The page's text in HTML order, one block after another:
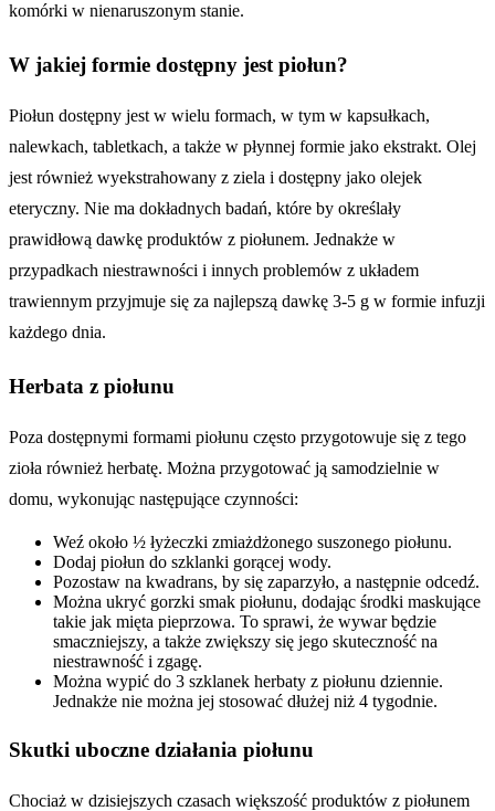
komórki w nienaruszonym stanie.
W jakiej formie dostępny jest piołun?
Piołun dostępny jest w wielu formach, w tym w kapsułkach,
nalewkach, tabletkach, a także w płynnej formie jako ekstrakt. Olej
jest również wyekstrahowany z ziela i dostępny jako olejek
eteryczny. Nie ma dokładnych badań, które by określały
prawidłową dawkę produktów z piołunem. Jednakże w
przypadkach niestrawności i innych problemów z układem
trawiennym przyjmuje się za najlepszą dawkę 3-5 g w formie infuzji
każdego dnia.
Herbata z piołunu
Poza dostępnymi formami piołunu często przygotowuje się z tego
zioła również herbatę. Można przygotować ją samodzielnie w
domu, wykonując następujące czynności:
Weź około ½ łyżeczki zmiażdżonego suszonego piołunu.
Dodaj piołun do szklanki gorącej wody.
Pozostaw na kwadrans, by się zaparzyło, a następnie odcedź.
Można ukryć gorzki smak piołunu, dodając środki maskujące
takie jak mięta pieprzowa. To sprawi, że wywar będzie
smaczniejszy, a także zwiększy się jego skuteczność na
niestrawność i zgagę.
Można wypić do 3 szklanek herbaty z piołunu dziennie.
Jednakże nie można jej stosować dłużej niż 4 tygodnie.
Skutki uboczne działania piołunu
Chociaż w dzisiejszych czasach większość produktów z piołunem